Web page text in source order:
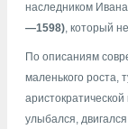
наследником
—1598), который
По описаниям
маленького роста,
аристократической
улыбался,